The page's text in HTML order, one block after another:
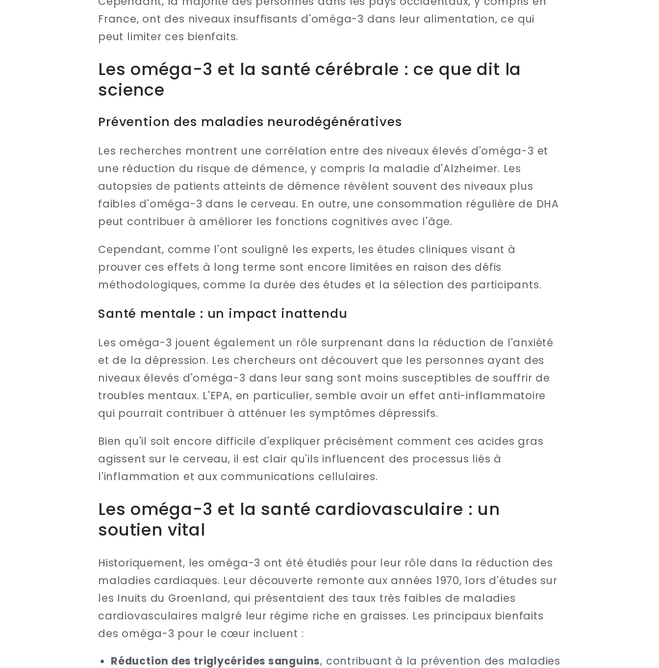
France, ont des niveaux insuffisants d'oméga-3 dans leur alimentation, ce qui
peut limiter ces bienfaits.
Les oméga-3 et la santé cérébrale : ce que dit la
science
Prévention des maladies neurodégénératives
Les recherches montrent une corrélation entre des niveaux élevés d'oméga-3 et
une réduction du risque de démence, y compris la maladie d'Alzheimer. Les
autopsies de patients atteints de démence révèlent souvent des niveaux plus
faibles d'oméga-3 dans le cerveau. En outre, une consommation régulière de DHA
peut contribuer à améliorer les fonctions cognitives avec l'âge.
Cependant, comme l'ont souligné les experts, les études cliniques visant à
prouver ces effets à long terme sont encore limitées en raison des défis
méthodologiques, comme la durée des études et la sélection des participants.
Santé mentale : un impact inattendu
Les oméga-3 jouent également un rôle surprenant dans la réduction de l'anxiété
et de la dépression. Les chercheurs ont découvert que les personnes ayant des
niveaux élevés d'oméga-3 dans leur sang sont moins susceptibles de souffrir de
troubles mentaux. L'EPA, en particulier, semble avoir un effet anti-inflammatoire
qui pourrait contribuer à atténuer les symptômes dépressifs.
Bien qu'il soit encore difficile d'expliquer précisément comment ces acides gras
agissent sur le cerveau, il est clair qu'ils influencent des processus liés à
l'inflammation et aux communications cellulaires.
Les oméga-3 et la santé cardiovasculaire : un
soutien vital
Historiquement, les oméga-3 ont été étudiés pour leur rôle dans la réduction des
maladies cardiaques. Leur découverte remonte aux années 1970, lors d'études sur
les Inuits du Groenland, qui présentaient des taux très faibles de maladies
cardiovasculaires malgré leur régime riche en graisses. Les principaux bienfaits
des oméga-3 pour le cœur incluent :
Réduction des triglycérides sanguins, contribuant à la prévention des maladies